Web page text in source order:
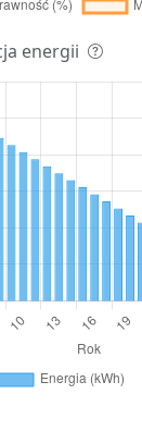
energii